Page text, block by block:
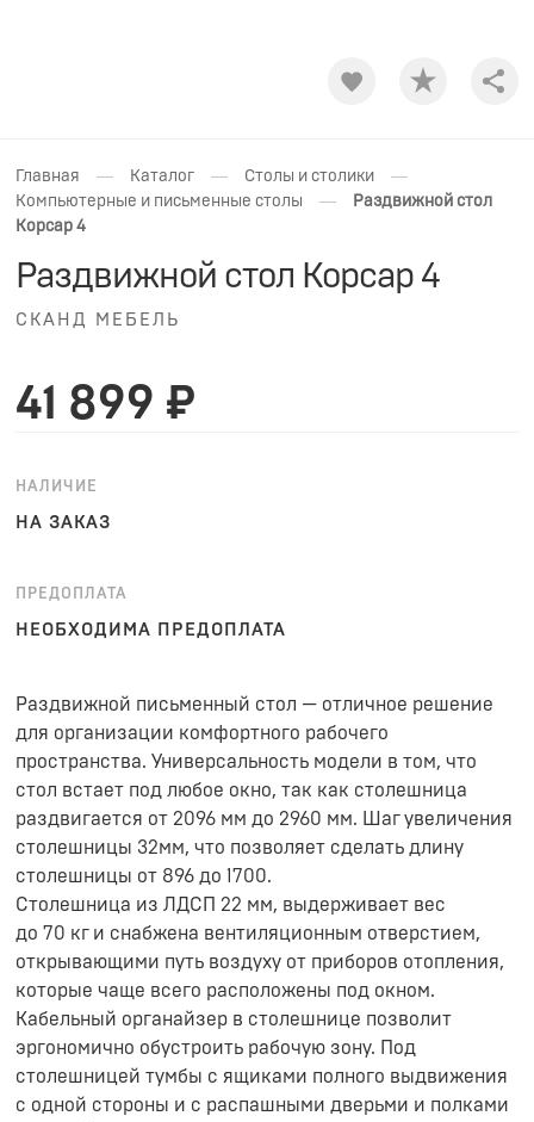
Главная — Каталог — Столы и столики —
Компьютерные и письменные столы —
Раздвижной стол
Корсар 4
Раздвижной стол Корсар 4
СКАНД МЕБЕЛЬ
41 899 ₽
НАЛИЧИЕ
НА ЗАКАЗ
ПРЕДОПЛАТА
НЕОБХОДИМА ПРЕДОПЛАТА
Раздвижной письменный стол — отличное решение
для организации комфортного рабочего
пространства. Универсальность модели в том, что
стол встает под любое окно, так как столешница
раздвигается от 2096 мм до 2960 мм. Шаг увеличения
столешницы 32мм, что позволяет сделать длину
столешницы от 896 до 1700.
Столешница из ЛДСП 22 мм, выдерживает вес
до 70 кг и снабжена вентиляционным отверстием,
открывающими путь воздуху от приборов отопления,
которые чаще всего расположены под окном.
Кабельный органайзер в столешнице позволит
эргономично обустроить рабочую зону. Под
столешницей тумбы с ящиками полного выдвижения
с одной стороны и с распашными дверьми и полками